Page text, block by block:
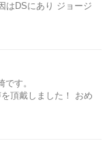
DSにあり ジョージ
です。
頂戴しました！ おめ